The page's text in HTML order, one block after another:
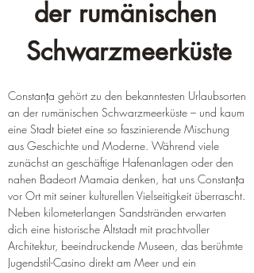
der rumänischen
Schwarzmeerküste
Constanța gehört zu den bekanntesten Urlaubsorten
an der rumänischen Schwarzmeerküste – und kaum
eine Stadt bietet eine so faszinierende Mischung
aus Geschichte und Moderne. Während viele
zunächst an geschäftige Hafenanlagen oder den
nahen Badeort Mamaia denken, hat uns Constanța
vor Ort mit seiner kulturellen Vielseitigkeit überrascht.
Neben kilometerlangen Sandstränden erwarten
dich eine historische Altstadt mit prachtvoller
Architektur, beeindruckende Museen, das berühmte
Jugendstil-Casino direkt am Meer und ein